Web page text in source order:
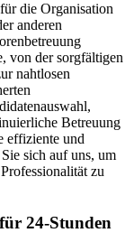
die Organisation
anderen
von der sorgfältigen
nahtlosen
Betreuung
effiziente und
sich auf uns, um
zu
24-Stunden